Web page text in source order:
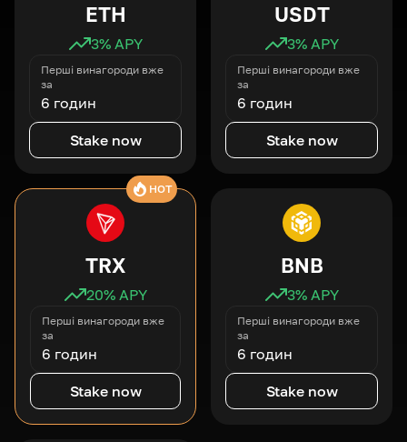
ETH
3% APY
Перші винагороди вже
за
6 годин
Stake now
USDT
3% APY
Перші винагороди вже
за
6 годин
Stake now
HOT
TRX
20% APY
Перші винагороди вже
за
6 годин
Stake now
BNB
3% APY
Перші винагороди вже
за
6 годин
Stake now